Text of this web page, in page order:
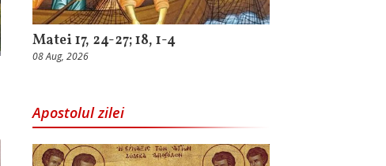
Matei 17, 24-27; 18, 1-4
08 Aug, 2026
Apostolul zilei